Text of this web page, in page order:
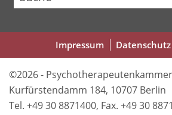
Impressum Datenschutz
©2026 -
Kurfürstendamm 184, 10707 Berlin
Tel. +49 30 8871400, Fax. +49 30